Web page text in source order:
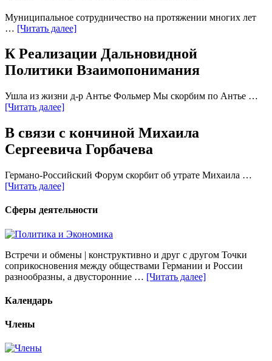
Муниципальное сотрудничество на протяжении многих лет
… [Читать далее]
К Реализации Дальновидной
Политики Взаимопонимания
Ушла из жизни д-р Антье Фольмер Мы скорбим по Антье …
[Читать далее]
В связи с кончиной Михаила
Сергеевича Горбачева
Германо-Российский Форум скорбит об утрате Михаила …
[Читать далее]
Сферы деятельности
Встречи и обмены | конструктивно и друг с другом Точки
соприкосновения между обществами Германии и России
разнообразны, а двусторонние … [Читать далее]
Календарь
Члены